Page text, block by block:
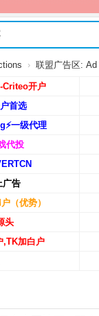
› 联盟广告区:
开户
首选
一级代理
代投
广告
（优势）
头
,TK加白户